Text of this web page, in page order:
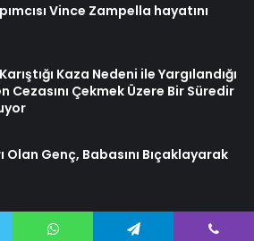
Vince Zampella hayatını
Karıştığı Kaza Nedeni ile Yargılandığı
Cezasını Çekmek Üzere Bir Süredir
Olan Genç, Babasını Bıçaklayarak